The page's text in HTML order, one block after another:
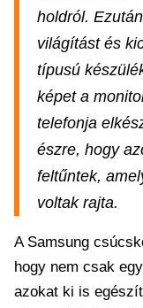
holdról.
világítást és
típusú
képet a
telefonja
észre, hogy
feltűntek,
voltak rajta.
A Samsung
hogy nem csak
azokat ki is